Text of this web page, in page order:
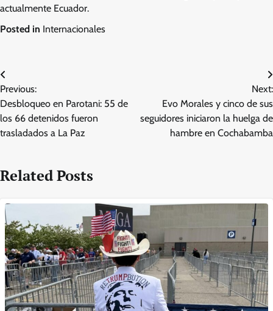
actualmente Ecuador.
Posted in Internacionales
Post
navigation
Previous:
Desbloqueo en Parotani: 55 de
los 66 detenidos fueron
trasladados a La Paz
Next:
Evo Morales y cinco de sus
seguidores iniciaron la huelga de
hambre en Cochabamba
Related Posts